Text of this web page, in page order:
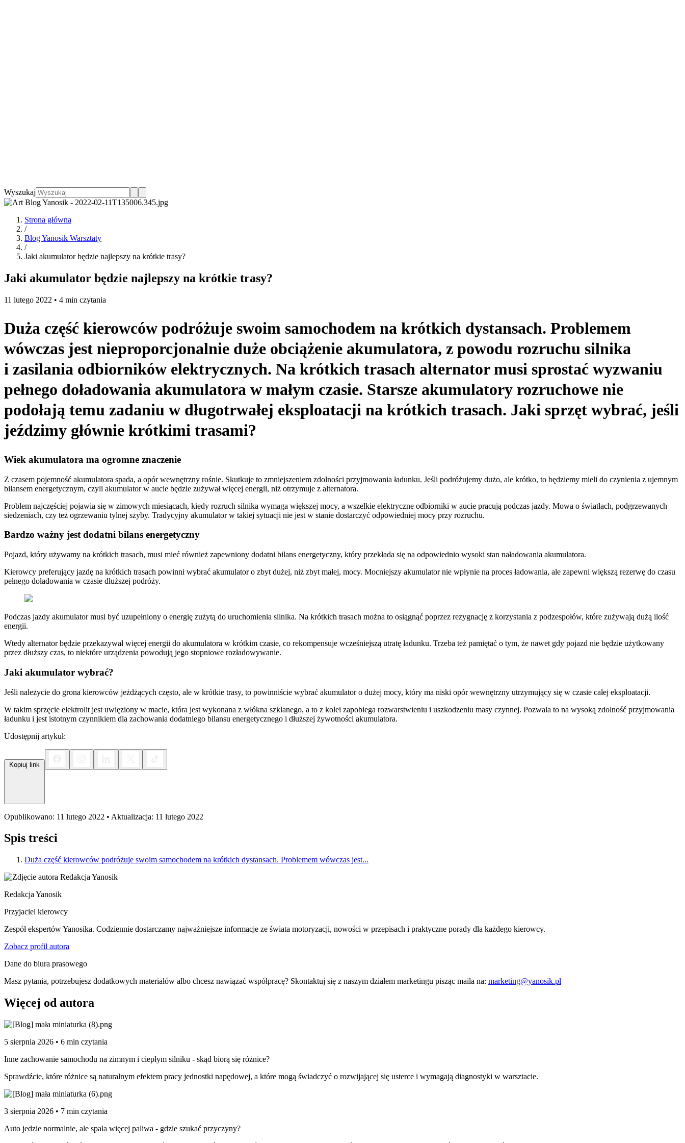
Wyszukaj
Strona główna
/
Blog Yanosik Warsztaty
/
Jaki akumulator będzie najlepszy na krótkie trasy?
Jaki akumulator będzie najlepszy na krótkie trasy?
11 lutego 2022 • 4 min czytania
Duża część kierowców podróżuje swoim samochodem na krótkich dystansach. Problemem
wówczas jest nieproporcjonalnie duże obciążenie akumulatora, z powodu rozruchu silnika
i zasilania odbiorników elektrycznych. Na krótkich trasach alternator musi sprostać wyzwaniu
pełnego doładowania akumulatora w małym czasie. Starsze akumulatory rozruchowe nie
podołają temu zadaniu w długotrwałej eksploatacji na krótkich trasach. Jaki sprzęt wybrać, jeśli
jeździmy głównie krótkimi trasami?
Wiek akumulatora ma ogromne znaczenie
Z czasem pojemność akumulatora spada, a opór wewnętrzny rośnie. Skutkuje to zmniejszeniem zdolności przyjmowania ładunku. Jeśli podróżujemy dużo, ale krótko, to będziemy mieli do czynienia z ujemnym
bilansem energetycznym, czyli akumulator w aucie będzie zużywał więcej energii, niż otrzymuje z alternatora.
Problem najczęściej pojawia się w zimowych miesiącach, kiedy rozruch silnika wymaga większej mocy, a wszelkie elektryczne odbiorniki w aucie pracują podczas jazdy. Mowa o światłach, podgrzewanych
siedzeniach, czy też ogrzewaniu tylnej szyby. Tradycyjny akumulator w takiej sytuacji nie jest w stanie dostarczyć odpowiedniej mocy przy rozruchu.
Bardzo ważny jest dodatni bilans energetyczny
Pojazd, który używamy na krótkich trasach, musi mieć również zapewniony dodatni bilans energetyczny, który przekłada się na odpowiednio wysoki stan naładowania akumulatora.
Kierowcy preferujący jazdę na krótkich trasach powinni wybrać akumulator o zbyt dużej, niż zbyt małej, mocy. Mocniejszy akumulator nie wpłynie na proces ładowania, ale zapewni większą rezerwę do czasu
pełnego doładowania w czasie dłuższej podróży.
Podczas jazdy akumulator musi być uzupełniony o energię zużytą do uruchomienia silnika. Na krótkich trasach można to osiągnąć poprzez rezygnację z korzystania z podzespołów, które zużywają dużą ilość
energii.
Wtedy alternator będzie przekazywał więcej energii do akumulatora w krótkim czasie, co rekompensuje wcześniejszą utratę ładunku. Trzeba też pamiętać o tym, że nawet gdy pojazd nie będzie użytkowany
przez dłuższy czas, to niektóre urządzenia powodują jego stopniowe rozładowywanie.
Jaki akumulator wybrać?
Jeśli należycie do grona kierowców jeżdżących często, ale w krótkie trasy, to powinniście wybrać akumulator o dużej mocy, który ma niski opór wewnętrzny utrzymujący się w czasie całej eksploatacji.
W takim sprzęcie elektrolit jest uwięziony w macie, która jest wykonana z włókna szklanego, a to z kolei zapobiega rozwarstwieniu i uszkodzeniu masy czynnej. Pozwala to na wysoką zdolność przyjmowania
ładunku i jest istotnym czynnikiem dla zachowania dodatniego bilansu energetycznego i dłuższej żywotności akumulatora.
Udostępnij artykuł:
Opublikowano: 11 lutego 2022 • Aktualizacja: 11 lutego 2022
Spis treści
Duża część kierowców podróżuje swoim samochodem na krótkich dystansach. Problemem wówczas jest...
Redakcja Yanosik
Przyjaciel kierowcy
Zespół ekspertów Yanosika. Codziennie dostarczamy najważniejsze informacje ze świata motoryzacji, nowości w przepisach i praktyczne porady dla każdego kierowcy.
Zobacz profil autora
Dane do biura prasowego
Masz pytania, potrzebujesz dodatkowych materiałów albo chcesz nawiązać współpracę? Skontaktuj się z naszym działem marketingu pisząc maila na: marketing@yanosik.pl
Więcej od autora
5 sierpnia 2026 • 6 min czytania
Inne zachowanie samochodu na zimnym i ciepłym silniku - skąd biorą się różnice?
Sprawdźcie, które różnice są naturalnym efektem pracy jednostki napędowej, a które mogą świadczyć o rozwijającej się usterce i wymagają diagnostyki w warsztacie.
3 sierpnia 2026 • 7 min czytania
Auto jedzie normalnie, ale spala więcej paliwa - gdzie szukać przyczyny?